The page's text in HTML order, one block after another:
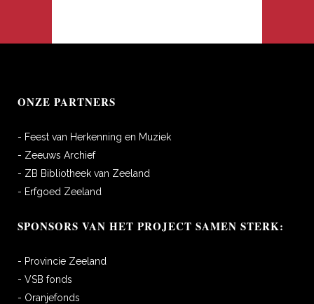
ONZE PARTNERS
- Feest van Herkenning en Muziek
- Zeeuws Archief
- ZB Bibliotheek van Zeeland
- Erfgoed Zeeland
SPONSORS VAN HET PROJECT SAMEN STERK:
- Provincie Zeeland
- VSB fonds
- Oranjefonds